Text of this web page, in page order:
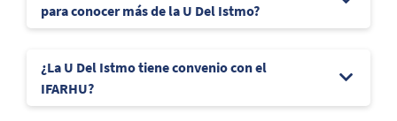
para conocer más de la U Del Istmo?
¿La U Del Istmo tiene convenio con el
IFARHU?